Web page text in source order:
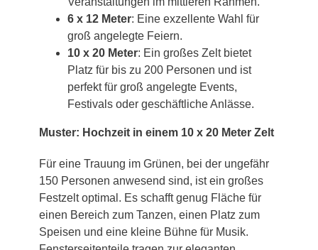
6 x 12 Meter: Eine exzellente Wahl für
groß angelegte Feiern.
10 x 20 Meter: Ein großes Zelt bietet
Platz für bis zu 200 Personen und ist
perfekt für groß angelegte Events,
Festivals oder geschäftliche Anlässe.
Muster: Hochzeit in einem 10 x 20 Meter Zelt
Für eine Trauung im Grünen, bei der ungefähr
150 Personen anwesend sind, ist ein großes
Festzelt optimal. Es schafft genug Fläche für
einen Bereich zum Tanzen, einen Platz zum
Speisen und eine kleine Bühne für Musik.